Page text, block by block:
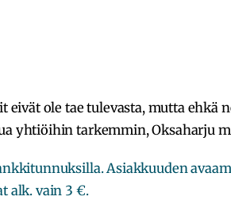
ole tae tulevasta, mutta ehkä
yhtiöihin tarkemmin, Oksaharju
Asiakkuuden
alk. vain 3 €.